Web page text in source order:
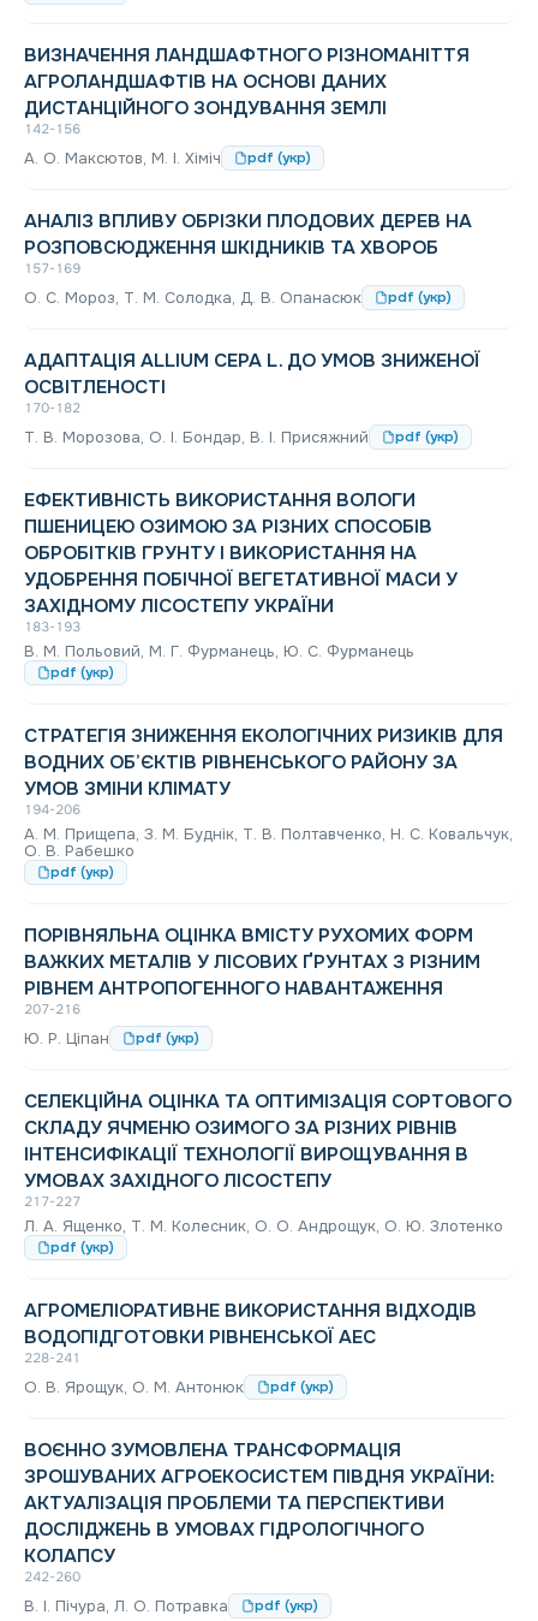
ВИЗНАЧЕННЯ ЛАНДШАФТНОГО РІЗНОМАНІТТЯ
АГРОЛАНДШАФТІВ НА ОСНОВІ ДАНИХ
ДИСТАНЦІЙНОГО ЗОНДУВАННЯ ЗЕМЛІ
142-156
А. О. Максютов, М. І. Хіміч pdf (укр)
АНАЛІЗ ВПЛИВУ ОБРІЗКИ ПЛОДОВИХ ДЕРЕВ НА
РОЗПОВСЮДЖЕННЯ ШКІДНИКІВ ТА ХВОРОБ
157-169
О. С. Мороз, Т. М. Солодка, Д. В. Опанасюк pdf (укр)
АДАПТАЦІЯ ALLIUM CEPA L. ДО УМОВ ЗНИЖЕНОЇ
ОСВІТЛЕНОСТІ
170-182
Т. В. Морозова, О. І. Бондар, В. І. Присяжний pdf (укр)
ЕФЕКТИВНІСТЬ ВИКОРИСТАННЯ ВОЛОГИ
ПШЕНИЦЕЮ ОЗИМОЮ ЗА РІЗНИХ СПОСОБІВ
ОБРОБІТКІВ ГРУНТУ І ВИКОРИСТАННЯ НА
УДОБРЕННЯ ПОБІЧНОЇ ВЕГЕТАТИВНОЇ МАСИ У
ЗАХІДНОМУ ЛІСОСТЕПУ УКРАЇНИ
183-193
В. М. Польовий, М. Г. Фурманець, Ю. С. Фурманець
pdf (укр)
СТРАТЕГІЯ ЗНИЖЕННЯ ЕКОЛОГІЧНИХ РИЗИКІВ ДЛЯ
ВОДНИХ ОБ’ЄКТІВ РІВНЕНСЬКОГО РАЙОНУ ЗА
УМОВ ЗМІНИ КЛІМАТУ
194-206
А. М. Прищепа, З. М. Буднік, Т. В. Полтавченко, Н. С. Ковальчук,
О. В. Рабешко
pdf (укр)
ПОРІВНЯЛЬНА ОЦІНКА ВМІСТУ РУХОМИХ ФОРМ
ВАЖКИХ МЕТАЛІВ У ЛІСОВИХ ҐРУНТАХ З РІЗНИМ
РІВНЕМ АНТРОПОГЕННОГО НАВАНТАЖЕННЯ
207-216
Ю. Р. Ціпан pdf (укр)
СЕЛЕКЦІЙНА ОЦІНКА ТА ОПТИМІЗАЦІЯ СОРТОВОГО
СКЛАДУ ЯЧМЕНЮ ОЗИМОГО ЗА РІЗНИХ РІВНІВ
ІНТЕНСИФІКАЦІЇ ТЕХНОЛОГІЇ ВИРОЩУВАННЯ В
УМОВАХ ЗАХІДНОГО ЛІСОСТЕПУ
217-227
Л. А. Ященко, Т. М. Колесник, О. O. Андрощук, О. Ю. Злотенко
pdf (укр)
АГРОМЕЛІОРАТИВНЕ ВИКОРИСТАННЯ ВІДХОДІВ
ВОДОПІДГОТОВКИ РІВНЕНСЬКОЇ АЕС
228-241
О. В. Ярощук, О. М. Антонюк pdf (укр)
ВОЄННО ЗУМОВЛЕНА ТРАНСФОРМАЦІЯ
ЗРОШУВАНИХ АГРОЕКОСИСТЕМ ПІВДНЯ УКРАЇНИ:
АКТУАЛІЗАЦІЯ ПРОБЛЕМИ ТА ПЕРСПЕКТИВИ
ДОСЛІДЖЕНЬ В УМОВАХ ГІДРОЛОГІЧНОГО
КОЛАПСУ
242-260
В. І. Пічура, Л. О. Потравка pdf (укр)